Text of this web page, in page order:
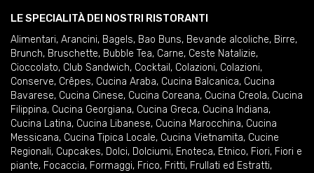
LE SPECIALITÀ DEI NOSTRI RISTORANTI
Alimentari, Arancini, Bagels, Bao Buns, Bevande alcoliche, Birre,
Brunch, Bruschette, Bubble Tea, Carne, Ceste Natalizie,
Cioccolato, Club Sandwich, Cocktail , Colazioni, Colazioni,
Conserve, Crêpes, Cucina Araba, Cucina Balcanica, Cucina
Bavarese, Cucina Cinese, Cucina Coreana, Cucina Creola, Cucina
Filippina, Cucina Georgiana, Cucina Greca, Cucina Indiana,
Cucina Latina, Cucina Libanese, Cucina Marocchina, Cucina
Messicana, Cucina Tipica Locale, Cucina Vietnamita, Cucine
Regionali, Cupcakes, Dolci, Dolciumi, Enoteca, Etnico, Fiori, Fiori e
piante, Focaccia, Formaggi, Frico, Fritti, Frullati ed Estratti,